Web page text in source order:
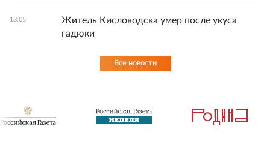
13:05
Житель Кисловодска умер после укуса
гадюки
Все новости